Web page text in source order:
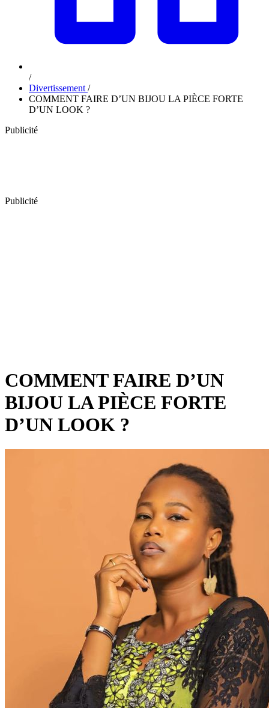
/
Divertissement /
COMMENT FAIRE D’UN BIJOU LA PIÈCE FORTE
D’UN LOOK ?
Publicité
Publicité
COMMENT FAIRE D’UN
BIJOU LA PIÈCE FORTE
D’UN LOOK ?